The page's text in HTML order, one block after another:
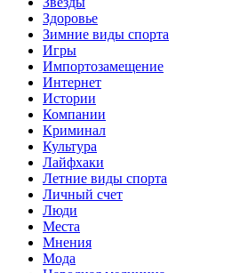
Здоровье
Зимние виды спорта
Игры
Импортозамещение
Интернет
Истории
Компании
Криминал
Культура
Лайфхаки
Летние виды спорта
Личный счет
Люди
Места
Мнения
Мода